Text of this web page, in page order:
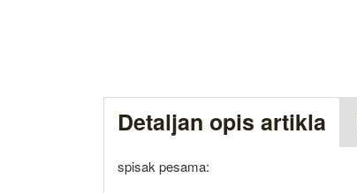
Detaljan opis artikla
spisak pesama: